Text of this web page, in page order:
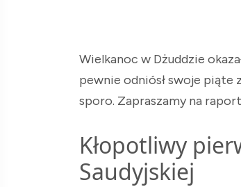
Wielkanoc w Dżuddzie
pewnie odniósł swoje piąte
sporo. Zapraszamy na
Kłopotliwy
Saudyjskiej